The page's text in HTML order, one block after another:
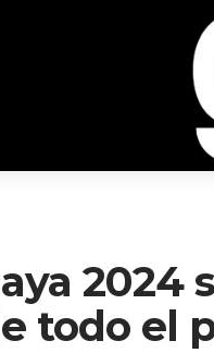
2024
todo el